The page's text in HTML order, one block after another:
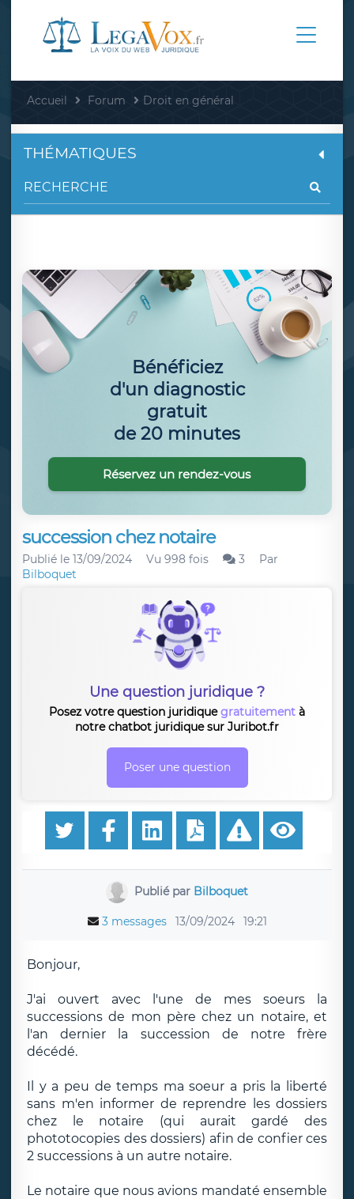
Accueil Forum Droit en général
succession chez notaire
Publié le 13/09/2024 Vu 998 fois 3
Par
Bilboquet
Une question juridique ?
Posez votre question juridiquegratuitement à
notre chatbot juridique sur Juribot.fr
Poser une question
Publié par Bilboquet
3 messages 13/09/2024 19:21
Bonjour,
J'ai ouvert avec l'une de mes soeurs la
successions de mon père chez un notaire, et
l'an dernier la succession de notre frère
décédé.
Il y a peu de temps ma soeur a pris la liberté
sans m'en informer de reprendre les dossiers
chez le notaire (qui aurait gardé des
phototocopies des dossiers) afin de confier ces
2 successions à un autre notaire.
Le notaire que nous avions mandaté ensemble
THÉMATIQUES
Bénéficiez
d'un diagnostic
gratuit
de 20 minutes
Réservez un rendez-vous